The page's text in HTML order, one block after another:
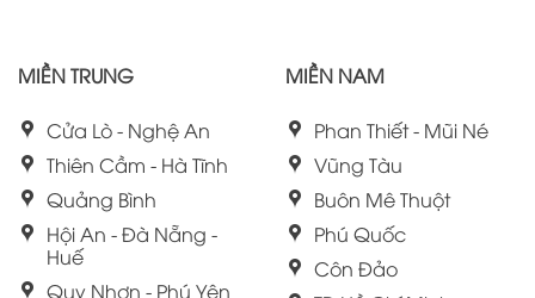
MIỀN TRUNG
Cửa Lò - Nghệ An
Thiên Cầm - Hà Tĩnh
Quảng Bình
Hội An - Đà Nẵng -
Huế
Quy Nhơn - Phú Yên
MIỀN NAM
Phan Thiết - Mũi Né
Vũng Tàu
Buôn Mê Thuột
Phú Quốc
Côn Đảo